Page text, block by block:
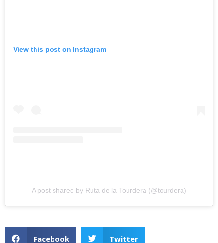
View this post on Instagram
A post shared by Ruta de la Tourdera (@tourdera)
Facebook Twitter